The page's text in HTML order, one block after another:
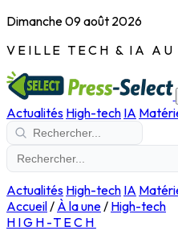
Dimanche 09 août 2026
VEILLE TECH & IA AU
Actualités High-tech IA
Actualités High-tech IA
Accueil/ À la une/ High-tech
HIGH-TECH